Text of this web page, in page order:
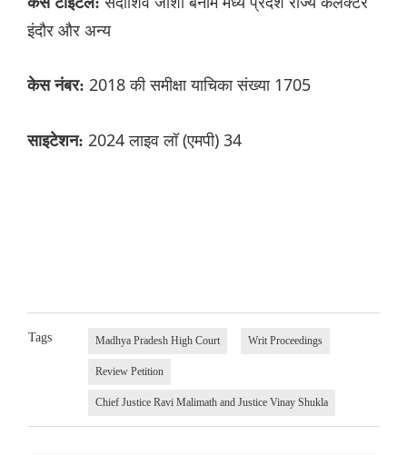
इंदौर और अन्य
केस नंबर: 2018 की समीक्षा याचिका संख्या 1705
साइटेशन: 2024 लाइव लॉ (एमपी) 34
Tags Madhya Pradesh High Court Writ Proceedings
Review Petition
Chief Justice Ravi Malimath and Justice Vinay Shukla